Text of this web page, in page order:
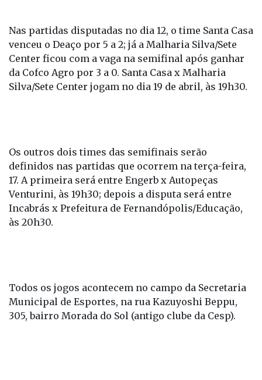
Nas partidas disputadas no dia 12, o time Santa Casa
venceu o Deaço por 5 a 2; já a Malharia Silva/Sete
Center ficou com a vaga na semifinal após ganhar
da Cofco Agro por 3 a 0. Santa Casa x Malharia
Silva/Sete Center jogam no dia 19 de abril, às 19h30.
Os outros dois times das semifinais serão
definidos nas partidas que ocorrem na terça-feira,
17. A primeira será entre Engerb x Autopeças
Venturini, às 19h30; depois a disputa será entre
Incabrás x Prefeitura de Fernandópolis/Educação,
às 20h30.
Todos os jogos acontecem no campo da Secretaria
Municipal de Esportes, na rua Kazuyoshi Beppu,
305, bairro Morada do Sol (antigo clube da Cesp).